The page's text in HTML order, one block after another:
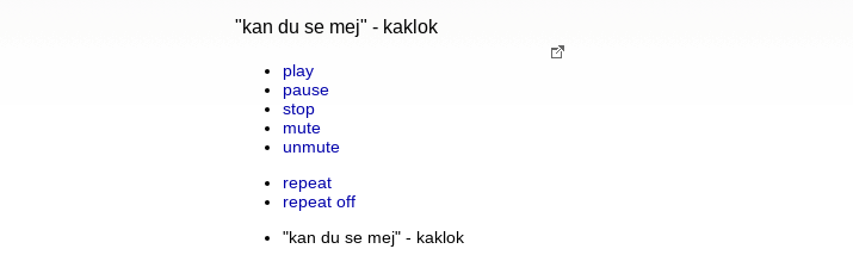
"kan du se mej" - kaklok
play
pause
stop
mute
unmute
repeat
repeat off
"kan du se mej" - kaklok